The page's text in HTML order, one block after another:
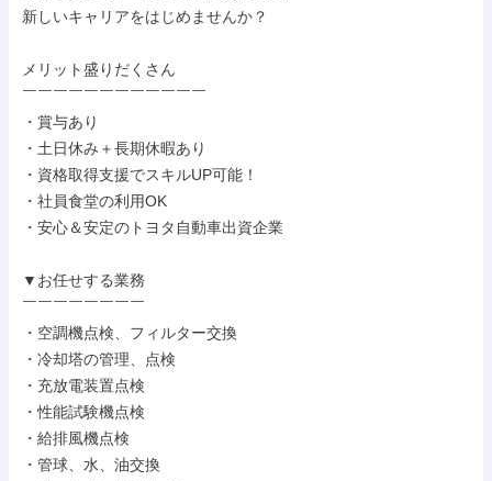
新しいキャリアをはじめませんか？
メリット盛りだくさん
￣￣￣￣￣￣￣￣￣￣￣￣
・賞与あり
・土日休み＋長期休暇あり
・資格取得支援でスキルUP可能！
・社員食堂の利用OK
・安心＆安定のトヨタ自動車出資企業
▼お任せする業務
￣￣￣￣￣￣￣￣
・空調機点検、フィルター交換
・冷却塔の管理、点検
・充放電装置点検
・性能試験機点検
・給排風機点検
・管球、水、油交換